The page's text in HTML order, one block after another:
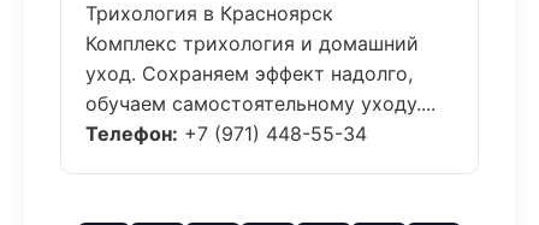
Трихология в Красноярск
Комплекс трихология и домашний
уход. Сохраняем эффект надолго,
обучаем самостоятельному уходу....
Телефон: +7 (971) 448-55-34